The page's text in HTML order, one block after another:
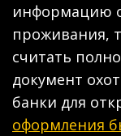
информацию
проживания,
считать
документ
банки для
оформления